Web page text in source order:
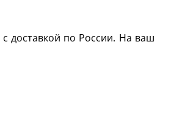
с доставкой по России. На ваш